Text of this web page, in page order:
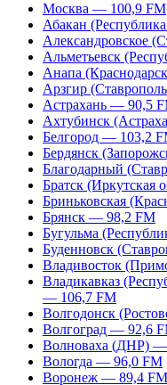
Москва — 100,9 FM
Абакан
Александровское
Альметьевск
Анапа
Арзгир
Астрахань — 90,5
Ахтубинск
Белгород — 103,2
Бердянск
Благодарный
Братск (Иркутская
Бриньковская
Брянск — 98,2 FM
Бугульма
Буденновск
Владивосток
Владикавказ
— 106,7 FM
Волгодонск
Волгоград — 92,6
Волноваха (ДНР) —
Вологда — 96,0 FM
Воронеж — 89,4 FM